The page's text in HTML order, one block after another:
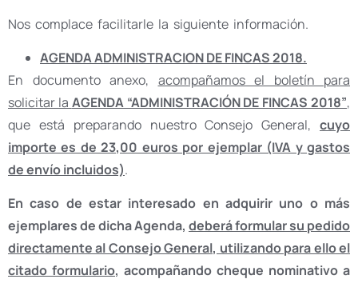
Nos complace facilitarle la siguiente información.
AGENDA ADMINISTRACION DE FINCAS 2018.
En documento anexo, acompañamos el boletín para
solicitar la AGENDA “ADMINISTRACIÓN DE FINCAS 2018”,
que está preparando nuestro Consejo General, cuyo
importe es de 23,00 euros por ejemplar (IVA y gastos
de envío incluidos).
En caso de estar interesado en adquirir uno o más
ejemplares de dicha Agenda, deberá formular su pedido
directamente al Consejo General, utilizando para ello el
citado formulario, acompañando cheque nominativo a